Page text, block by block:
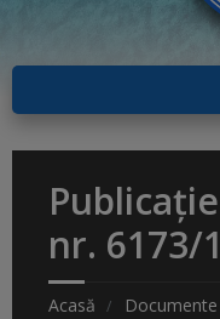
nr. 6173/
Acasă Documente